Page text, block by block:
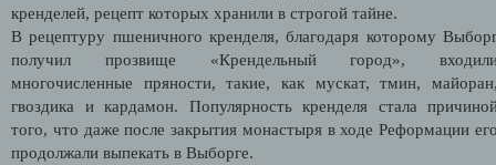
кренделей, рецепт которых хранили в строгой тайне.
В рецептуру пшеничного кренделя, благодаря которому
получил прозвище «Крендельный город»,
многочисленные пряности, такие, как мускат, тмин,
гвоздика и кардамон. Популярность кренделя стала
того, что даже после закрытия монастыря в ходеРеформации
продолжали выпекать в Выборге.